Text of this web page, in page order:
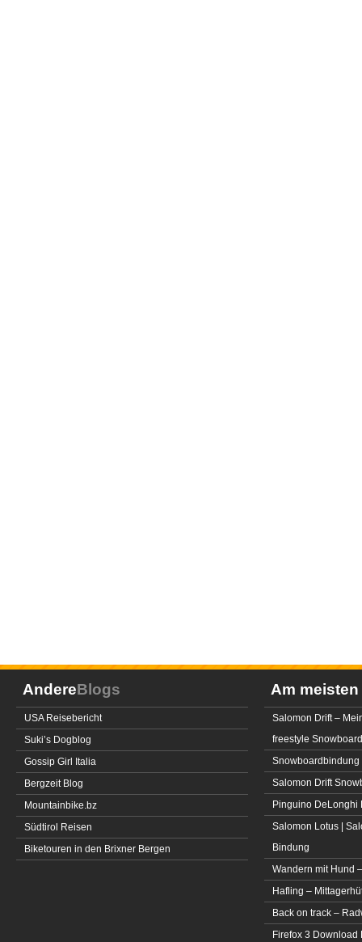
AndereBlogs
USA Reisebericht
Suki’s Dogblog
Gossip Girl Italia
Bergzeit Blog
Mountainbike.bz
Südtirol Reisen
Biketouren in den Brixner Bergen
Am meisten
Salomon Drift –
freestyle Snowboard
Snowboardbindung
Salomon Drift
Pinguino DeLonghi
Salomon Lotus |
Bindung
Wandern mit Hund
Hafling –
Back on track –
Firefox 3 Download